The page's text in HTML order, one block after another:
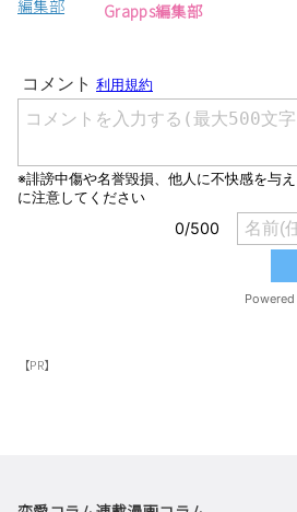
Grapps編集部
【PR】